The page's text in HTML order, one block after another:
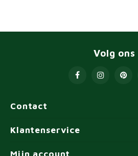
Contact
Volg ons
Klantenservice
Mijn account